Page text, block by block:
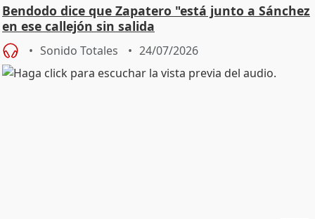
Bendodo dice que Zapatero "está junto a Sánchez
en ese callejón sin salida
Sonido Totales 24/07/2026